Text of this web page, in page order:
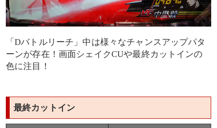
「Dバトルリーチ」中は様々なチャンスアップパタ
ーンが存在！画面シェイクCUや最終カットインの
色に注目！
最終カットイン